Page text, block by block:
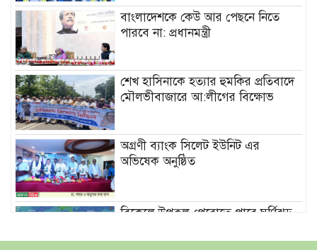
বাংলাদেশকে কেউ আর পেছনে নিতে
পারবে না: প্রধানমন্ত্রী
শেখ হাসিনাকে হত্যার হুমকির প্রতিবাদে
মৌলভীবাজারে আ:লীগের বিক্ষোভ
অগ্রণী ব্যাংক সিলেট ইউনিট এর
অভিষেক অনুষ্ঠিত
বিকেলে উপকূল পেরোতে পারে ঘূর্ণিঝড়